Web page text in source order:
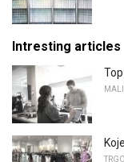
Intresting articles